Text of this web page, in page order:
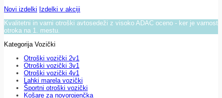
Novi izdelki Izdelki v akciji
Kvalitetni in varni otroški avtosedeži z visoko ADAC oceno - ker je varnost
otroka na 1. mestu.
Kategorija Vozički
Otroški vozički 2v1
Otroški vozički 3v1
Otroški vozički 4v1
Lahki marela vozički
Športni otroški vozički
Košare za novorojenčka